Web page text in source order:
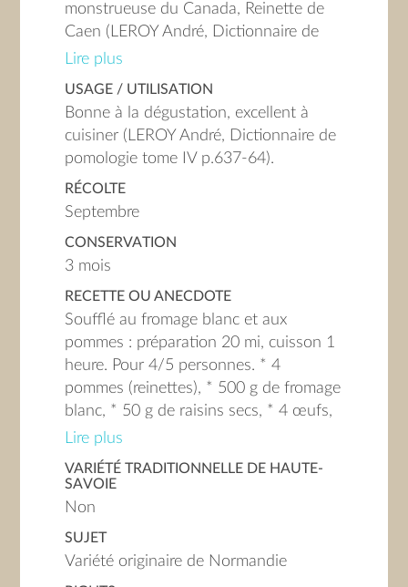
monstrueuse du Canada, Reinette de
Caen (LEROY André, Dictionnaire de
pomologie tome IV p.637-64) ; Manon
Reinette de Cusy (Rémy BAZEAU)
Lire plus
USAGE / UTILISATION
Bonne à la dégustation, excellent à
cuisiner (LEROY André, Dictionnaire de
pomologie tome IV p.637-64).
RÉCOLTE
Septembre
CONSERVATION
3 mois
RECETTE OU ANECDOTE
Soufflé au fromage blanc et aux
pommes : préparation 20 mi, cuisson 1
heure. Pour 4/5 personnes. * 4
pommes (reinettes), * 500 g de fromage
blanc, * 50 g de raisins secs, * 4 œufs,
* 140 g de sucre, * 1 citron, * 50 g de
semoule fine, * 1/2 sachet de levure, *
1 sachet de sucre vanillé, * 1 cuillère à
soupe de rhum, * 60 g de beurre, * 2
cuillère d'amandes achées. Préparer les
pommes, les détailler en tranches fines.
Lire plus
VARIÉTÉ TRADITIONNELLE DE HAUTE-
SAVOIE
Non
SUJET
Variété originaire de Normandie